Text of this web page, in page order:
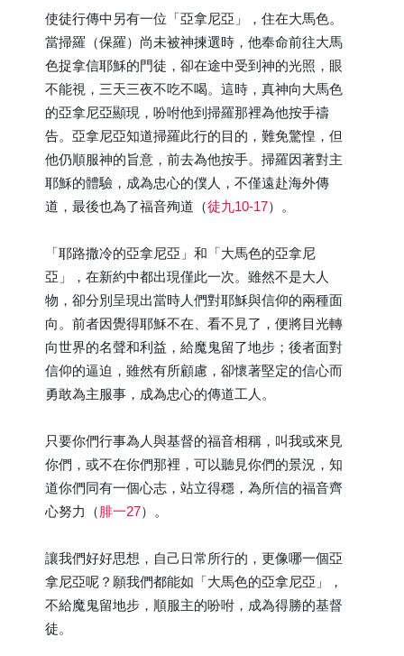
使徒行傳中另有一位「亞拿尼亞」，住在大馬色。
當掃羅（保羅）尚未被神揀選時，他奉命前往大馬
色捉拿信耶穌的門徒，卻在途中受到神的光照，眼
不能視，三天三夜不吃不喝。這時，真神向大馬色
的亞拿尼亞顯現，吩咐他到掃羅那裡為他按手禱
告。亞拿尼亞知道掃羅此行的目的，難免驚惶，但
他仍順服神的旨意，前去為他按手。掃羅因著對主
耶穌的體驗，成為忠心的僕人，不僅遠赴海外傳
道，最後也為了福音殉道（徒九10-17）。
「耶路撒冷的亞拿尼亞」和「大馬色的亞拿尼
亞」，在新約中都出現僅此一次。雖然不是大人
物，卻分別呈現出當時人們對耶穌與信仰的兩種面
向。前者因覺得耶穌不在、看不見了，便將目光轉
向世界的名聲和利益，給魔鬼留了地步；後者面對
信仰的逼迫，雖然有所顧慮，卻懷著堅定的信心而
勇敢為主服事，成為忠心的傳道工人。
只要你們行事為人與基督的福音相稱，叫我或來見
你們，或不在你們那裡，可以聽見你們的景況，知
道你們同有一個心志，站立得穩，為所信的福音齊
心努力（腓一27）。
讓我們好好思想，自己日常所行的，更像哪一個亞
拿尼亞呢？願我們都能如「大馬色的亞拿尼亞」，
不給魔鬼留地步，順服主的吩咐，成為得勝的基督
徒。